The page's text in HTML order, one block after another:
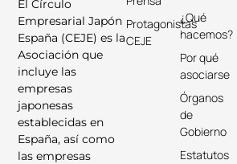
El Círculo
Empresarial Japón
España (CEJE) es la
Asociación que
incluye las
empresas
japonesas
establecidas en
España, así como
las empresas
¿Qué
hacemos?
Por qué
asociarse
Órganos
de
Gobierno
Estatutos
Protagonistas
CEJE